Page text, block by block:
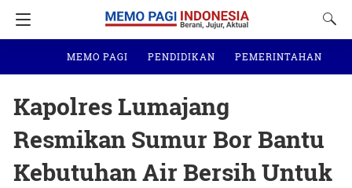
MEMO PAGI PENDIDIKAN PEMERINTAHAN
Kapolres Lumajang
Resmikan Sumur Bor Bantu
Kebutuhan Air Bersih Untuk